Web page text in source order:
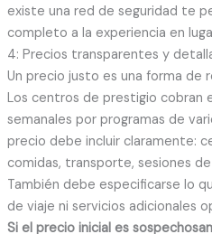
existe una red de seguridad te
completo a la experiencia en
4: Precios transparentes y
Un precio justo es una forma de
Los centros de prestigio
semanales por programas de
precio debe incluir claramente:
comidas, transporte, sesiones
También debe especificarse lo
de viaje ni servicios adicionales
Si el precio inicial es